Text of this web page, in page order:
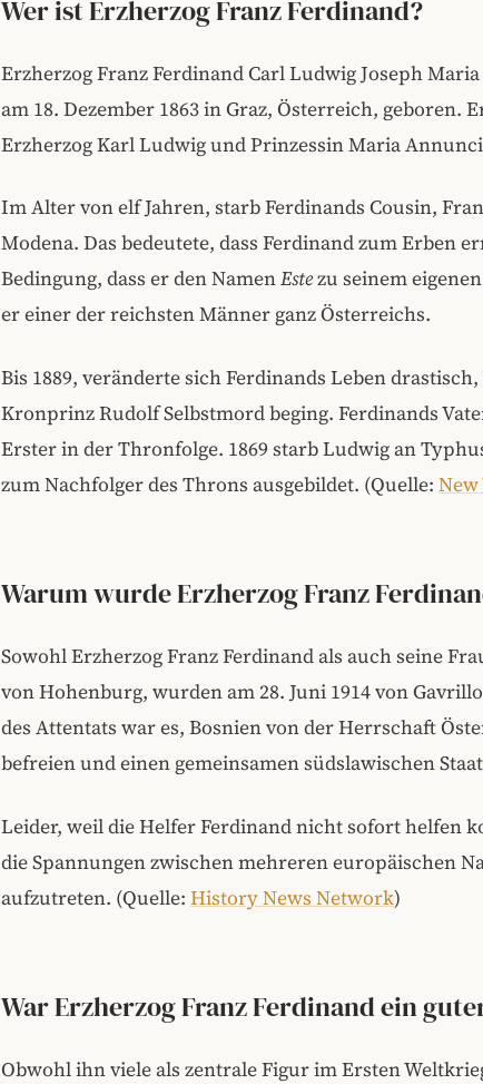
Wer ist Erzherzog Franz Ferdinand?
Erzherzog Franz Ferdinand Carl Ludwig Joseph
am 18. Dezember 1863 in Graz, Österreich, geboren.
Erzherzog Karl Ludwig und Prinzessin Maria
Im Alter von elf Jahren, starb Ferdinands Cousin,
Modena. Das bedeutete, dass Ferdinand zum Erben
Bedingung, dass er den NamenEstezu seinem
er einer der reichsten Männer ganz Österreichs.
Bis 1889, veränderte sich Ferdinands Leben drastisch,
Kronprinz Rudolf Selbstmord beging. Ferdinands
Erster in der Thronfolge. 1869 starb Ludwig an
zum Nachfolger des Throns ausgebildet. (Quelle: New
Warum wurde Erzherzog Franz
Sowohl Erzherzog Franz Ferdinand als auch seine
von Hohenburg, wurden am 28. Juni 1914 von
des Attentats war es, Bosnien von der Herrschaft
befreien und einen gemeinsamen südslawischen
Leider, weil die Helfer Ferdinand nicht sofort helfen
die Spannungen zwischen mehreren europäischen
aufzutreten. (Quelle: History News Network)
War Erzherzog Franz Ferdinand ein
Obwohl ihn viele als zentrale Figur im Ersten